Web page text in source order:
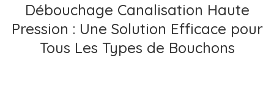
Débouchage Canalisation Haute
Pression : Une Solution Efficace pour
Tous Les Types de Bouchons